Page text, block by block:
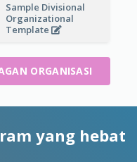
Sample Divisional
Organizational
Template
ORGANISASI
yang hebat